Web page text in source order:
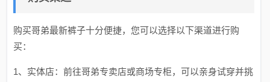
购买哥弟最新裤子十分便捷，您可以选择以下渠道进行购
买：
1、实体店：前往哥弟专卖店或商场专柜，可以亲身试穿并挑